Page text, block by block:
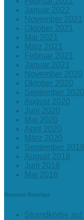
Januar 2022
November 2021
Oktober 2021
Mai 2021
März 2021
Februar 2021
Januar 2021
November 2020
Oktober 2020
September 2020
August 2020
Juni 2020
Mai 2020
April 2020
März 2020
September 2018
August 2018
Juni 2016
Mai 2016
Neueste Beiträge
Strandkörbe